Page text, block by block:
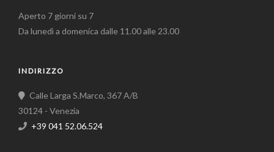
Aperto 7 giorni su 7
Da lunedì a domenica dalle 11.00 alle 23.00
INDIRIZZO
Calle Larga S.Marco, 367 A/B
30124 - Venezia
+39 041 52.06.524